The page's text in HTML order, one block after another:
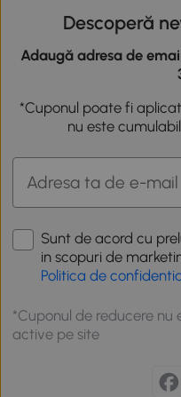
Descoperă
Adaugă adresa de
*Cuponul poate fi
nu este
Sunt de acord cu
in scopuri de
Politica de
*Cuponul de reducere
active pe site